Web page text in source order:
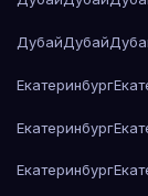
ДубайДубай
Екатеринбург
Екатеринбург
Екатеринбург